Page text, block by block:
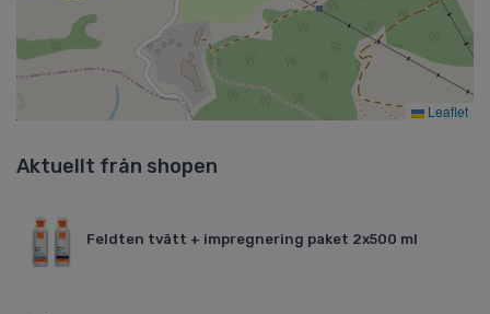
Leaflet
Aktuellt från shopen
Feldten tvätt + impregnering paket 2x500 ml